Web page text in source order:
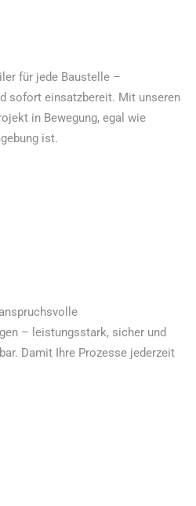
für jede Baustelle –
sofort einsatzbereit. Mit unseren
in Bewegung, egal wie
ist.
– leistungsstark, sicher und
Damit Ihre Prozesse jederzeit